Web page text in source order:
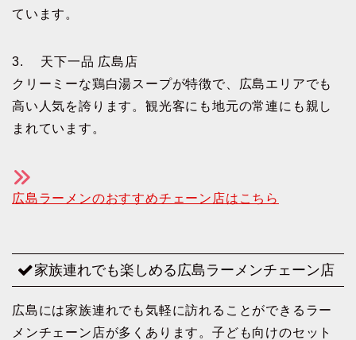
ています。
3. 天下一品 広島店
クリーミーな鶏白湯スープが特徴で、広島エリアでも
高い人気を誇ります。観光客にも地元の常連にも親し
まれています。
広島ラーメンのおすすめチェーン店はこちら
家族連れでも楽しめる広島ラーメンチェーン店
広島には家族連れでも気軽に訪れることができるラー
メンチェーン店が多くあります。子ども向けのセット